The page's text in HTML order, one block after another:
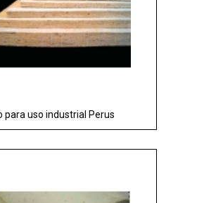
para uso industrial Perus